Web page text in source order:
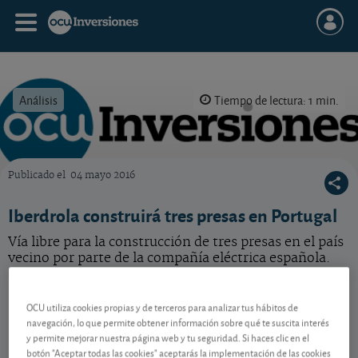
Análisis Tiempo de lectura: 1 min.
Publicado el 04 mayo 2016
Iberdrola construirá tres presas en Portugal
Vía libre para la construcción de tres presas en el país
vecino por parte de la compañía eléctrica española.
ES0144580Y14
07/08/2026 Madrid
-0,02 EUR (-0,10 %)
OCU utiliza cookies propias y de terceros para analizar tus hábitos de
navegación, lo que permite obtener información sobre qué te suscita interés
y permite mejorar nuestra página web y tu seguridad. Si haces clic en el
botón "Aceptar todas las cookies" aceptarás la implementación de las cookies